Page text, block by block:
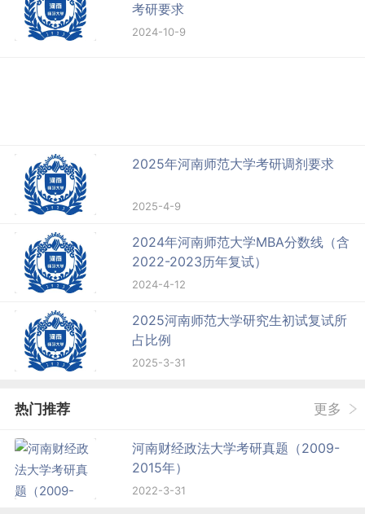
考研要求
2024-10-9
2025年河南师范大学考研调剂要求
2025-4-9
2024年河南师范大学MBA分数线（含
2022-2023历年复试）
2024-4-12
2025河南师范大学研究生初试复试所
占比例
2025-3-31
热门推荐 更多
河南财经政法大学考研真题（2009-
2015年）
2022-3-31